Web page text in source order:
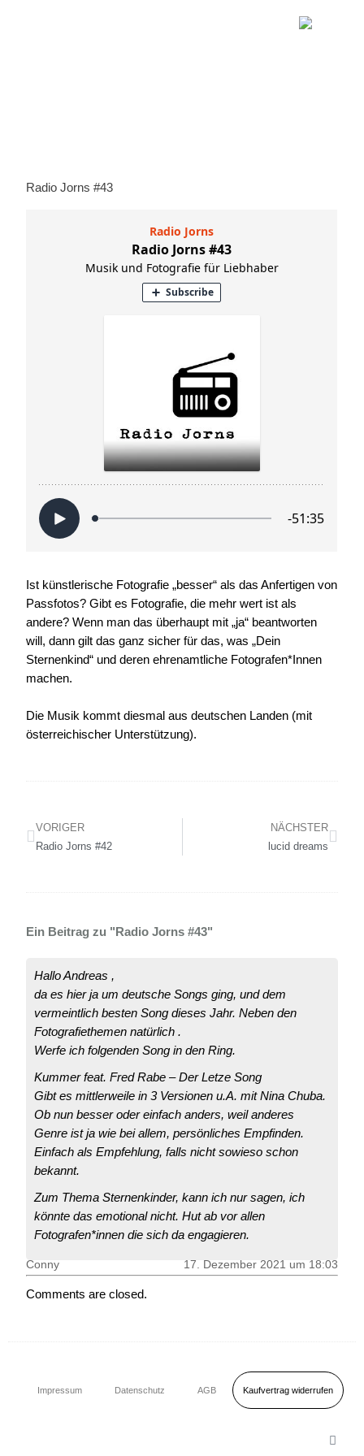
Radio Jorns #43
Ist künstlerische Fotografie „besser“ als das Anfertigen von
Passfotos? Gibt es Fotografie, die mehr wert ist als
andere? Wenn man das überhaupt mit „ja“ beantworten
will, dann gilt das ganz sicher für das, was „Dein
Sternenkind“ und deren ehrenamtliche Fotografen*Innen
machen.
Die Musik kommt diesmal aus deutschen Landen (mit
österreichischer Unterstützung).
VORIGER
Radio Jorns #42
NÄCHSTER
lucid dreams
Ein Beitrag zu "Radio Jorns #43"
Hallo Andreas ,
da es hier ja um deutsche Songs ging, und dem
vermeintlich besten Song dieses Jahr. Neben den
Fotografiethemen natürlich .
Werfe ich folgenden Song in den Ring.
Kummer feat. Fred Rabe – Der Letze Song
Gibt es mittlerweile in 3 Versionen u.A. mit Nina Chuba.
Ob nun besser oder einfach anders, weil anderes
Genre ist ja wie bei allem, persönliches Empfinden.
Einfach als Empfehlung, falls nicht sowieso schon
bekannt.
Zum Thema Sternenkinder, kann ich nur sagen, ich
könnte das emotional nicht. Hut ab vor allen
Fotografen*innen die sich da engagieren.
Conny 17. Dezember 2021 um 18:03
Comments are closed.
Impressum Datenschutz AGB Kaufvertrag widerrufen